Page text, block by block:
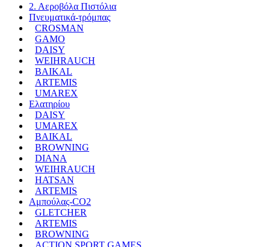
2. Αεροβόλα Πιστόλια
Πνευματικά-τρόμπας
CROSMAN
GAMO
DAISY
WEIHRAUCH
BAIKAL
ARTEMIS
UMAREX
Ελατηρίου
DAISY
UMAREX
BAIKAL
BROWNING
DIANA
WEIHRAUCH
HATSAN
ARTEMIS
Αμπούλας-CO2
GLETCHER
ARTEMIS
BROWNING